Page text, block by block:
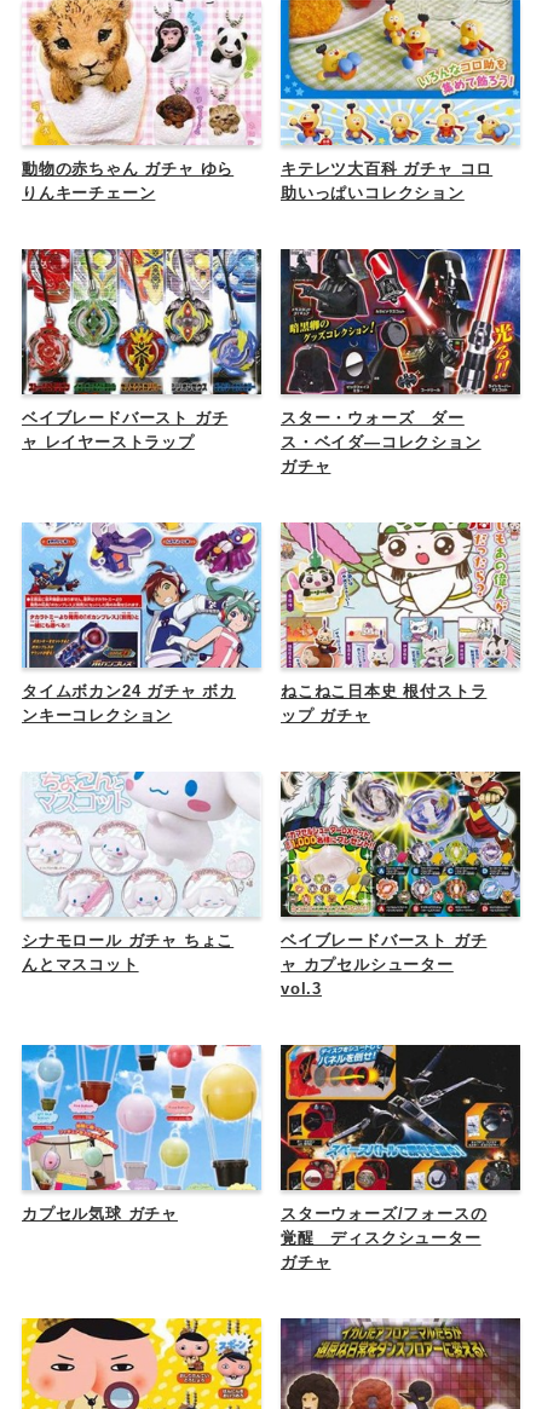
動物の赤ちゃん ガチャ ゆら
りんキーチェーン
キテレツ大百科 ガチャ コロ
助いっぱいコレクション
ベイブレードバースト ガチ
ャ レイヤーストラップ
スター・ウォーズ ダー
ス・ベイダ―コレクション
ガチャ
タイムボカン24 ガチャ ボカ
ンキーコレクション
ねこねこ日本史 根付ストラ
ップ ガチャ
シナモロール ガチャ ちょこ
んとマスコット
ベイブレードバースト ガチ
ャ カプセルシューター
vol.3
カプセル気球 ガチャ
スターウォーズ/フォースの
覚醒 ディスクシューター
ガチャ